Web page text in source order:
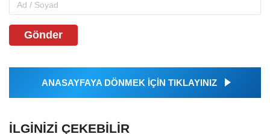
Gönder
ANASAYFAYA DÖNMEK İÇİN TIKLAYINIZ
İLGINIZI ÇEKEBILIR